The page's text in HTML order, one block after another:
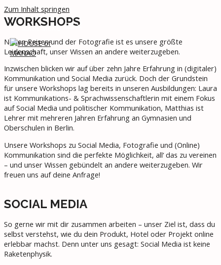
Zum Inhalt springen
WORKSHOPS
Neben Reisen und der Fotografie ist es unsere größte
Leidenschaft, unser Wissen an andere weiterzugeben.
Inzwischen blicken wir auf über zehn Jahre Erfahrung in (digitaler)
Kommunikation und Social Media zurück. Doch der Grundstein
für unsere Workshops lag bereits in unseren Ausbildungen: Laura
ist Kommunikations- & Sprachwissenschaftlerin mit einem Fokus
auf Social Media und politischer Kommunikation, Matthias ist
Lehrer mit mehreren Jahren Erfahrung an Gymnasien und
Oberschulen in Berlin.
Unsere Workshops zu Social Media, Fotografie und (Online)
Kommunikation sind die perfekte Möglichkeit, all‘ das zu vereinen
– und unser Wissen gebündelt an andere weiterzugeben. Wir
freuen uns auf deine Anfrage!
SOCIAL MEDIA
So gerne wir mit dir zusammen arbeiten – unser Ziel ist, dass du
selbst verstehst, wie du dein Produkt, Hotel oder Projekt online
erlebbar machst. Denn unter uns gesagt: Social Media ist keine
Raketenphysik.